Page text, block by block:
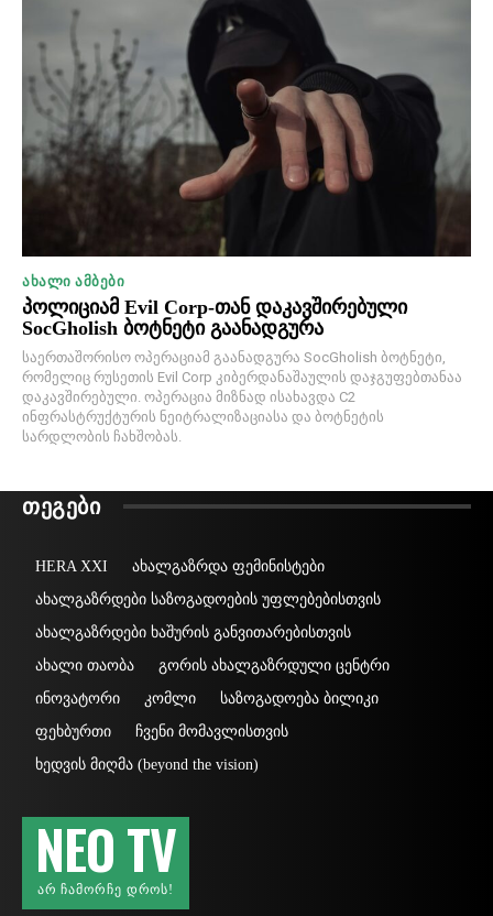
ᲐᲮᲐᲚᲘ ᲐᲛᲑᲔᲑᲘ
პოლიციამ Evil Corp-თან დაკავშირებული
SocGholish ბოტნეტი გაანადგურა
საერთაშორისო ოპერაციამ გაანადგურა SocGholish ბოტნეტი,
რომელიც რუსეთის Evil Corp კიბერდანაშაულის დაჯგუფებთანაა
დაკავშირებული. ოპერაცია მიზნად ისახავდა C2
ინფრასტრუქტურის ნეიტრალიზაციასა და ბოტნეტის
სარდლობის ჩახშობას.
ᲗᲔᲒᲔᲑᲘ
HERA XXI
ახალგაზრდა ფემინისტები
ახალგაზრდები საზოგადოების უფლებებისთვის
ახალგაზრდები ხაშურის განვითარებისთვის
ახალი თაობა
გორის ახალგაზრდული ცენტრი
ინოვატორი
კომლი
საზოგადოება ბილიკი
ფეხბურთი
ჩვენი მომავლისთვის
ხედვის მიღმა (beyond the vision)
NEO TV
ᲐᲠ ᲩᲐᲛᲝᲠᲩᲔ ᲓᲠᲝᲡ!